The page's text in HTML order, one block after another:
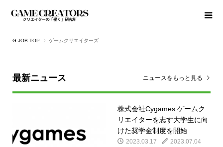
G-JOB TOP ゲームクリエイターズ
最新ニュース ニュースをもっと見る
株式会社Cygames ゲームク
リエイターを志す大学生に向
けた奨学金制度を開始
2023.03.17 2023.07.04